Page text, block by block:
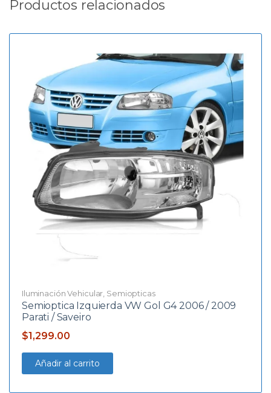
Productos relacionados
Iluminación Vehicular Semiopticas
Semioptica Izquierda VW Gol G4 2006 / 2009
Parati / Saveiro
$1,299.00
Añadir al carrito